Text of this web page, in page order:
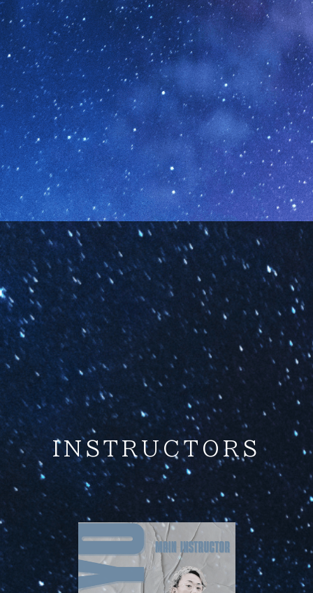
INSTRUCTORS